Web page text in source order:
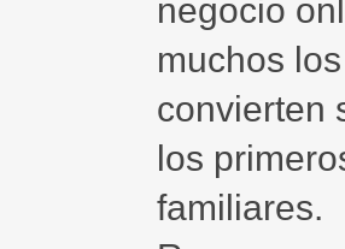
negocio
muchos
convierten
los
familiares.